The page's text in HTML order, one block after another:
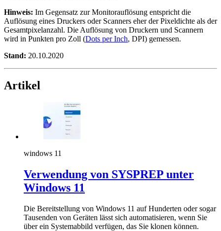
Hinweis: Im Gegensatz zur Monitorauflösung entspricht die
Auflösung eines Druckers oder Scanners eher der Pixeldichte als der
Gesamtpixelanzahl. Die Auflösung von Druckern und Scannern
wird in Punkten pro Zoll (Dots per Inch, DPI) gemessen.
Stand: 20.10.2020
Artikel
windows 11
Verwendung von SYSPREP unter
Windows 11
Die Bereitstellung von Windows 11 auf Hunderten oder sogar
Tausenden von Geräten lässt sich automatisieren, wenn Sie
über ein Systemabbild verfügen, das Sie klonen können.